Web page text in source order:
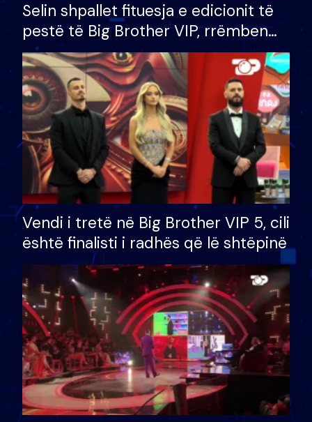
Selin shpallet fituesja e edicionit të
pestë të Big Brother VIP, rrëmben
çmimin e madh prej 100 mijë eurosh
Vendi i tretë në Big Brother VIP 5, cili
është finalisti i radhës që lë shtëpinë